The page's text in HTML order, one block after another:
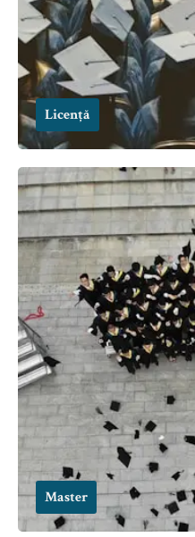
Licență
Master